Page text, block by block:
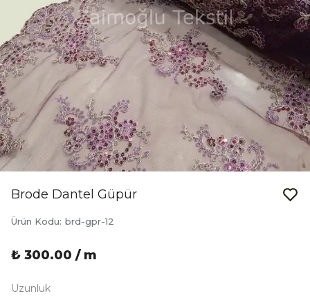
Brode Dantel Güpür
Ürün Kodu: brd-gpr-12
₺ 300.00 / m
Uzunluk